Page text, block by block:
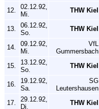
12.
02.12.92,
Mi.
THW Kiel
13.
06.12.92,
So.
THW Kiel
14.
09.12.92,
Mi.
VfL
Gummersbach
15.
13.12.92,
So.
THW Kiel
16.
19.12.92,
Sa.
SG
Leutershausen
17.
29.12.92,
Di.
THW Kiel